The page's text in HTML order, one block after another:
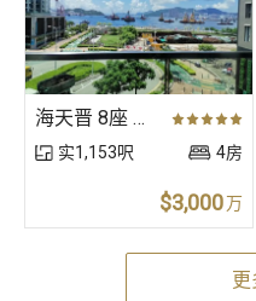
海天晋 8座 高层 A室
实1,153呎 4房
$3,000万